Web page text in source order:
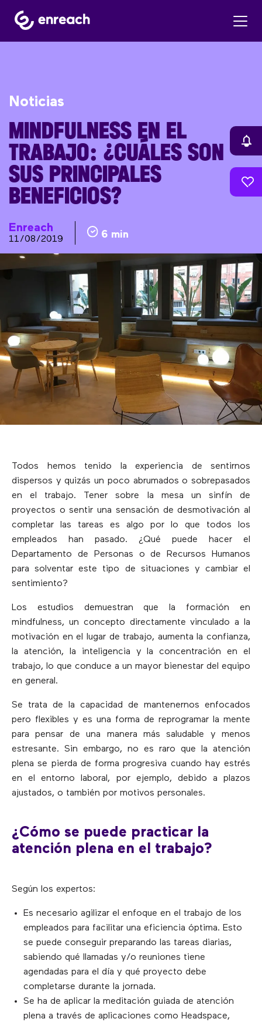
Noticias
MINDFULNESS EN EL
TRABAJO: ¿CUÁLES SON
SUS PRINCIPALES
BENEFICIOS?
Enreach
11/08/2019 6 min
Todos hemos tenido la experiencia de sentirnos
dispersos y quizás un poco abrumados o sobrepasados
en el trabajo. Tener sobre la mesa un sinfín de
proyectos o sentir una sensación de desmotivación al
completar las tareas es algo por lo que todos los
empleados han pasado. ¿Qué puede hacer el
Departamento de Personas o de Recursos Humanos
para solventar este tipo de situaciones y cambiar el
sentimiento?
Los estudios demuestran que la formación en
mindfulness, un concepto directamente vinculado a la
motivación en el lugar de trabajo, aumenta la confianza,
la atención, la inteligencia y la concentración en el
trabajo, lo que conduce a un mayor bienestar del equipo
en general.
Se trata de la capacidad de mantenernos enfocados
pero flexibles y es una forma de reprogramar la mente
para pensar de una manera más saludable y menos
estresante. Sin embargo, no es raro que la atención
plena se pierda de forma progresiva cuando hay estrés
en el entorno laboral, por ejemplo, debido a plazos
ajustados, o también por motivos personales.
¿Cómo se puede practicar la
atención plena en el trabajo?
Según los expertos:
Es necesario agilizar el enfoque en el trabajo de los
empleados para facilitar una eficiencia óptima. Esto
se puede conseguir preparando las tareas diarias,
sabiendo qué llamadas y/o reuniones tiene
agendadas para el día y qué proyecto debe
completarse durante la jornada.
Se ha de aplicar la meditación guiada de atención
plena a través de aplicaciones como Headspace,